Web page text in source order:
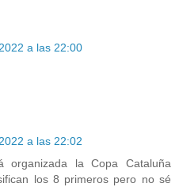
a las 22:00
a las 22:02
organizada la Copa Cataluña
los 8 primeros pero no sé